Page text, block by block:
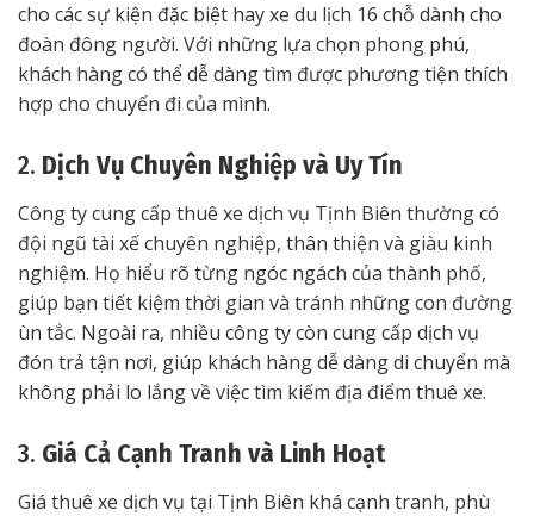
cho các sự kiện đặc biệt hay xe du lịch 16 chỗ dành cho
đoàn đông người. Với những lựa chọn phong phú,
khách hàng có thể dễ dàng tìm được phương tiện thích
hợp cho chuyến đi của mình.
2. Dịch Vụ Chuyên Nghiệp và Uy Tín
Công ty cung cấp thuê xe dịch vụ Tịnh Biên thường có
đội ngũ tài xế chuyên nghiệp, thân thiện và giàu kinh
nghiệm. Họ hiểu rõ từng ngóc ngách của thành phố,
giúp bạn tiết kiệm thời gian và tránh những con đường
ùn tắc. Ngoài ra, nhiều công ty còn cung cấp dịch vụ
đón trả tận nơi, giúp khách hàng dễ dàng di chuyển mà
không phải lo lắng về việc tìm kiếm địa điểm thuê xe.
3. Giá Cả Cạnh Tranh và Linh Hoạt
Giá thuê xe dịch vụ tại Tịnh Biên khá cạnh tranh, phù